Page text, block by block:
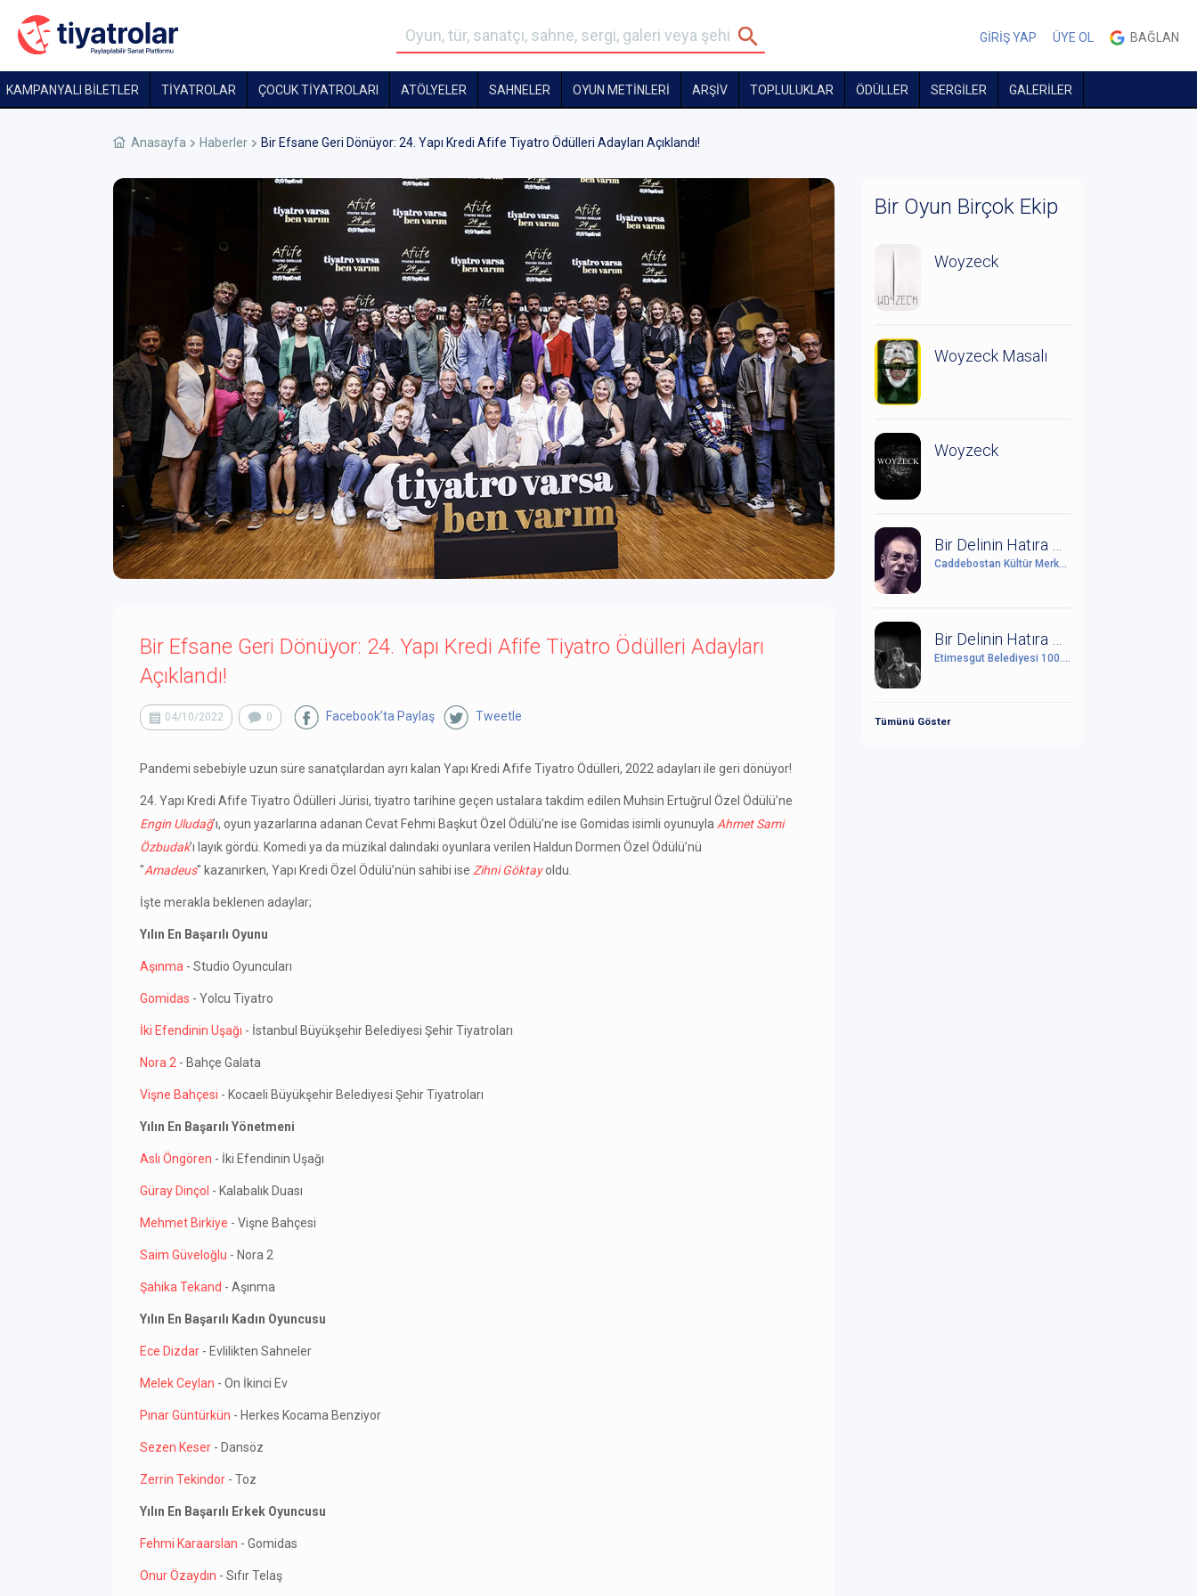
GİRİŞ YAP ÜYE OL BAĞLAN
KAMPANYALI BİLETLER TİYATROLAR ÇOCUK TIYATROLARI ATÖLYELER SAHNELER OYUN METİNLERİ ARŞİV TOPLULUKLAR ÖDÜLLER SERGİLER GALERİLER
Anasayfa Haberler Bir Efsane Geri Dönüyor: 24. Yapı Kredi Afife Tiyatro Ödülleri Adayları Açıklandı!
Bir Efsane Geri Dönüyor: 24. Yapı Kredi Afife Tiyatro Ödülleri Adayları
Açıklandı!
04/10/2022 0 Facebook’ta Paylaş Tweetle
Pandemi sebebiyle uzun süre sanatçılardan ayrı kalan Yapı Kredi Afife Tiyatro Ödülleri, 2022 adayları ile geri dönüyor!
24. Yapı Kredi Afife Tiyatro Ödülleri Jürisi, tiyatro tarihine geçen ustalara takdim edilen Muhsin Ertuğrul Özel Ödülü’ne
Engin Uludağ’ı, oyun yazarlarına adanan Cevat Fehmi Başkut Özel Ödülü’ne ise Gomidas isimli oyunuyla Ahmet Sami
Özbudak’ı layık gördü. Komedi ya da müzikal dalındaki oyunlara verilen Haldun Dormen Özel Ödülü’nü
"Amadeus" kazanırken, Yapı Kredi Özel Ödülü’nün sahibi ise Zihni Göktayoldu.
İşte merakla beklenen adaylar;
Yılın En Başarılı Oyunu
Aşınma - Studio Oyuncuları
Gomidas - Yolcu Tiyatro
İki Efendinin Uşağı - İstanbul Büyükşehir Belediyesi Şehir Tiyatroları
Nora 2 - Bahçe Galata
Vişne Bahçesi - Kocaeli Büyükşehir Belediyesi Şehir Tiyatroları
Yılın En Başarılı Yönetmeni
Aslı Öngören - İki Efendinin Uşağı
Güray Dinçol - Kalabalık Duası
Mehmet Birkiye - Vişne Bahçesi
Saim Güveloğlu - Nora 2
Şahika Tekand - Aşınma
Yılın En Başarılı Kadın Oyuncusu
Ece Dizdar - Evlilikten Sahneler
Melek Ceylan - On İkinci Ev
Pınar Güntürkün - Herkes Kocama Benziyor
Sezen Keser - Dansöz
Zerrin Tekindor - Toz
Yılın En Başarılı Erkek Oyuncusu
Fehmi Karaarslan - Gomidas
Onur Özaydın - Sıfır Telaş
Bir Oyun Birçok Ekip
Woyzeck
Woyzeck Masalı
Woyzeck
Caddebostan Kültür Merkezi
Etimesgut Belediyesi 100. Yıl Cumhuriyet Kültür Sanat Merkezi
Tümünü Göster